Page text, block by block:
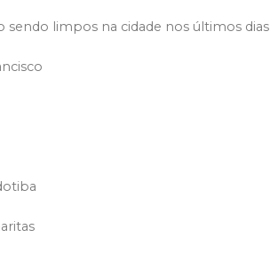
sendo limpos na cidade nos últimos dias